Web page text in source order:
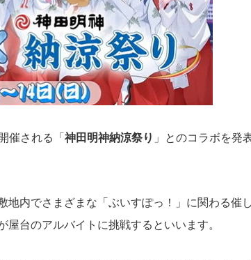
催される「神田明神納涼祭り 」とのコラボを発
地内でさまざまな「ぶいすぽっ！」に関わる催し
台のアルバイトに挑戦するといいます。